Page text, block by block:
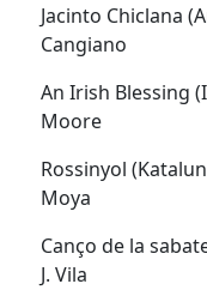
Jacinto
Cangiano
An Irish
Moore
Rossinyol
Moya
Canço de
J. Vila